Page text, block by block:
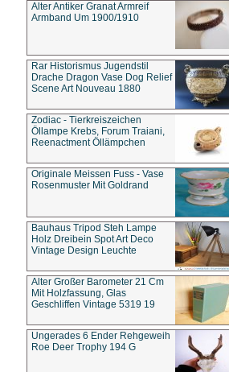
Alter Antiker Granat Armreif
Armband Um 1900/1910
Rar Historismus Jugendstil
Drache Dragon Vase Dog Relief
Scene Art Nouveau 1880
Zodiac - Tierkreiszeichen
Öllampe Krebs, Forum Traiani,
Reenactment Öllämpchen
Originale Meissen Fuss - Vase
Rosenmuster Mit Goldrand
Bauhaus Tripod Steh Lampe
Holz Dreibein Spot Art Deco
Vintage Design Leuchte
Alter Großer Barometer 21 Cm
Mit Holzfassung, Glas
Geschliffen Vintage 5319 19
Ungerades 6 Ender Rehgeweih
Roe Deer Trophy 194 G